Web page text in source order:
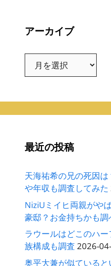
アーカイブ
最近の投稿
天海祐希の兄の死因
や年収も調査してみた
NiziUミイヒ両親がや
豪邸？お金持ちかも調
ラウールはどこのハ
族構成も調査 2026-
奥平大兼が似ている